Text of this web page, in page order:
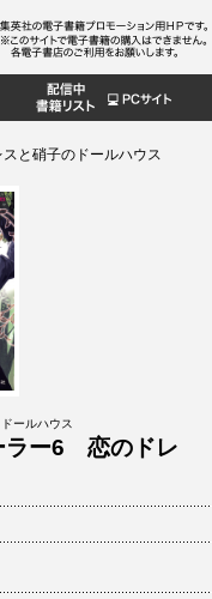
と硝子のドールハウス
ールハウス
ラー6 恋のドレ